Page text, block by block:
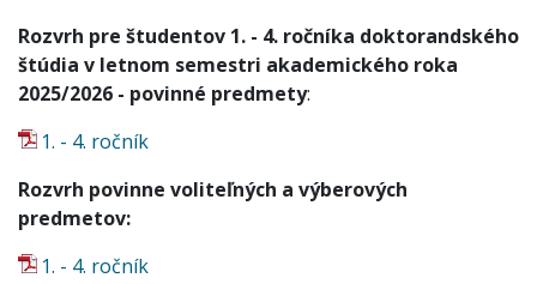
Rozvrh pre študentov 1. - 4. ročníka doktorandského
štúdia v letnom semestri akademického roka
2025/2026 - povinné predmety:
1. - 4. ročník
Rozvrh povinne voliteľných a výberových
predmetov:
1. - 4. ročník